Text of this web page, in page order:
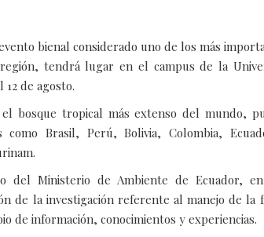
bienal considerado uno de los más
tendrá lugar en el campus de la
de agosto.
bosque tropical más extenso del mundo,
como Brasil, Perú, Bolivia, Colombia,
del Ministerio de Ambiente de Ecuador,
de la investigación referente al manejo de la
de información, conocimientos y experiencias.